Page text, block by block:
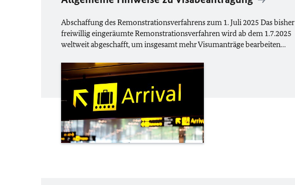
Abschaffung des Remonstrationsverfahrens zum 1. Juli 2025 Das bisher
freiwillig eingeräumte Remonstrationsverfahren wird ab dem 1.7.2025
weltweit abgeschafft, um insgesamt mehr Visumanträge bearbeiten…